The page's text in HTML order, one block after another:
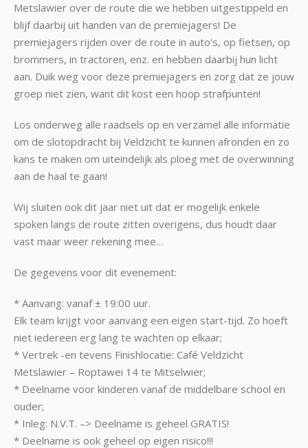
Metslawier over de route die we hebben uitgestippeld en
blijf daarbij uit handen van de premiejagers! De
premiejagers rijden over de route in auto’s, op fietsen, op
brommers, in tractoren, enz. en hebben daarbij hun licht
aan. Duik weg voor deze premiejagers en zorg dat ze jouw
groep niet zien, want dit kost een hoop strafpunten!
Los onderweg alle raadsels op en verzamel alle informatie
om de slotopdracht bij Veldzicht te kunnen afronden en zo
kans te maken om uiteindelijk als ploeg met de overwinning
aan de haal te gaan!
Wij sluiten ook dit jaar niet uit dat er mogelijk enkele
spoken langs de route zitten overigens, dus houdt daar
vast maar weer rekening mee…
De gegevens voor dit evenement:
* Aanvang: vanaf ± 19:00 uur.
Elk team krijgt voor aanvang een eigen start-tijd. Zo hoeft
niet iedereen erg lang te wachten op elkaar;
* Vertrek -en tevens Finishlocatie: Café Veldzicht
Metslawier – Roptawei 14 te Mitselwier;
* Deelname voor kinderen vanaf de middelbare school en
ouder;
* Inleg: N.V.T. –> Deelname is geheel GRATIS!
* Deelname is ook geheel op eigen risico!!!